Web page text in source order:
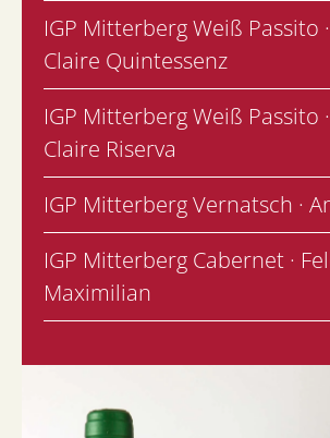
IGP Mitterberg Weiß Passito
Claire Quintessenz
IGP Mitterberg Weiß Passito
Claire Riserva
IGP Mitterberg Vernatsch ·
IGP Mitterberg Cabernet ·
Maximilian